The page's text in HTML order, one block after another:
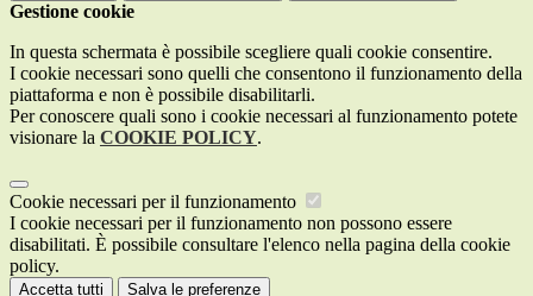
Gestione cookie
In questa schermata è possibile scegliere quali cookie consentire.
I cookie necessari sono quelli che consentono il funzionamento della
piattaforma e non è possibile disabilitarli.
Per conoscere quali sono i cookie necessari al funzionamento potete
visionare la COOKIE POLICY.
Cookie necessari per il funzionamento
I cookie necessari per il funzionamento non possono essere
disabilitati. È possibile consultare l'elenco nella pagina della cookie
policy.
Accetta tutti Salva le preferenze